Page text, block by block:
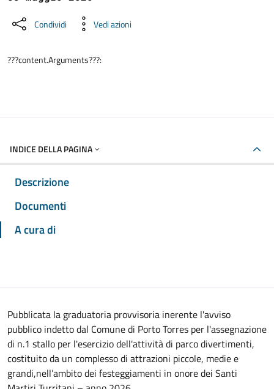
Condividi Vedi azioni
???content.Arguments???:
INDICE DELLA PAGINA
Descrizione
Documenti
A cura di
Pubblicata la graduatoria provvisoria inerente l'avviso
pubblico indetto dal Comune di Porto Torres per l'assegnazione
di n.1 stallo per l'esercizio dell'attività di parco divertimenti,
costituito da un complesso di attrazioni piccole, medie e
grandi,nell’ambito dei festeggiamenti in onore dei Santi